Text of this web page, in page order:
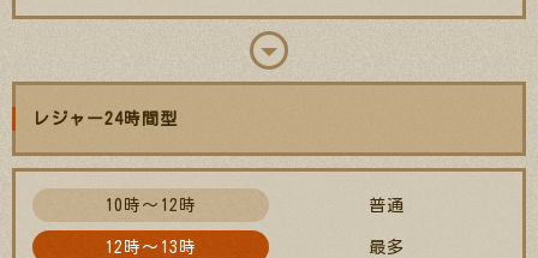
レジャー24時間型
10時～12時 普通
12時～13時 最多